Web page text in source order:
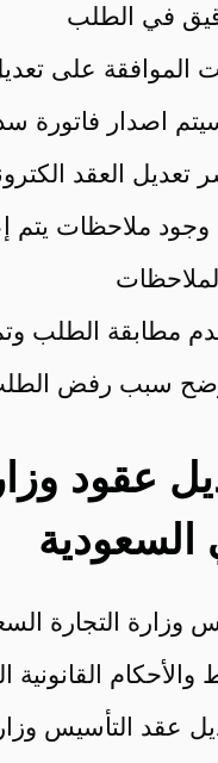
في الطلب
الموافقة على
اصدار فاتورة
تعديل العقد
وجود ملاحظات يتم
مطابقة الطلب
سبب رفض
عقود
السعودية
وزارة التجارة
والأحكام القانونية
عقد التأسيس